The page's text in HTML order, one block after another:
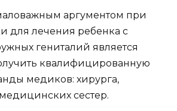
аргументом при
для лечения ребенка с
гениталий является
квалифицированную
медиков: хирурга,
сестер.